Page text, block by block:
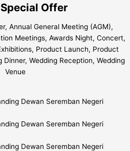
Offer
Annual General Meeting (AGM),
Meetings, Awards Night, Concert,
Product Launch, Product
Dinner, Wedding Reception, Wedding
Venue